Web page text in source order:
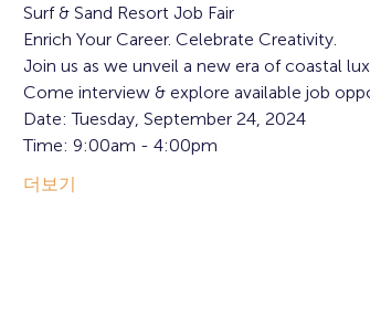
Surf & Sand Resort Job Fair
Enrich Your Career. Celebrate Creativity.
Join us as we unveil a new era of coastal
Come interview & explore available job
Date: Tuesday, September 24, 2024
Time: 9:00am - 4:00pm
더보기